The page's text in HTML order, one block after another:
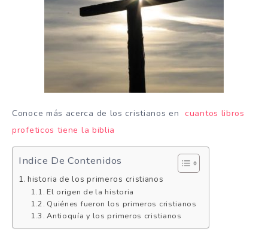
Conoce más acerca de los cristianos en
cuantos libros
profeticos tiene la biblia
Indice De Contenidos
historia de los primeros cristianos
El origen de la historia
Quiénes fueron los primeros cristianos
Antioquía y los primeros cristianos